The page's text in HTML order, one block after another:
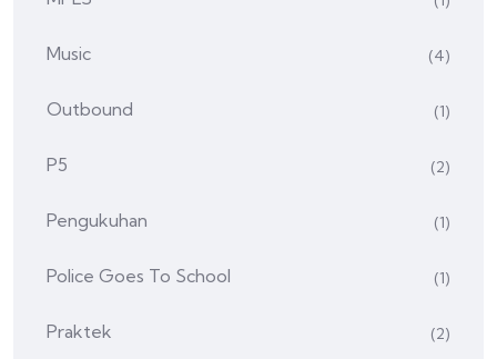
Music (4)
Outbound (1)
P5 (2)
Pengukuhan (1)
Police Goes To School (1)
Praktek (2)